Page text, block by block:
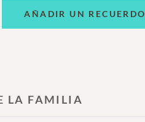
AÑADIR UN RECUERDO
LA FAMILIA